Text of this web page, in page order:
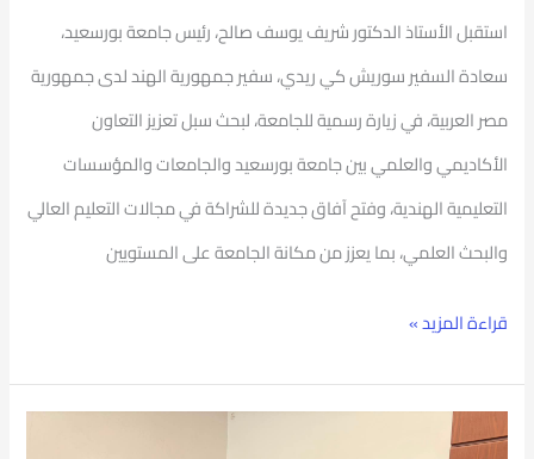
استقبل الأستاذ الدكتور شريف يوسف صالح، رئيس جامعة بورسعيد،
سعادة السفير سوريش كي ريدي، سفير جمهورية الهند لدى جمهورية
مصر العربية، في زيارة رسمية للجامعة، لبحث سبل تعزيز التعاون
الأكاديمي والعلمي بين جامعة بورسعيد والجامعات والمؤسسات
التعليمية الهندية، وفتح آفاق جديدة للشراكة في مجالات التعليم العالي
والبحث العلمي، بما يعزز من مكانة الجامعة على المستويين
تعليمية
وإدارية
تواكب
المعايير
العالمية
قراءة المزيد »
جامعة